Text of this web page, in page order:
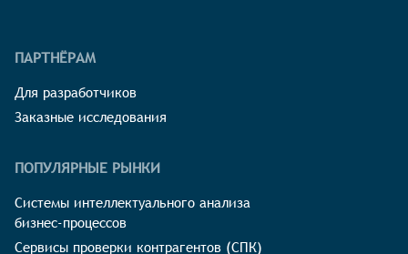
ПАРТНЁРАМ
Для разработчиков
Заказные исследования
ПОПУЛЯРНЫЕ РЫНКИ
Системы интеллектуального анализа
бизнес-процессов
Сервисы проверки контрагентов (СПК)